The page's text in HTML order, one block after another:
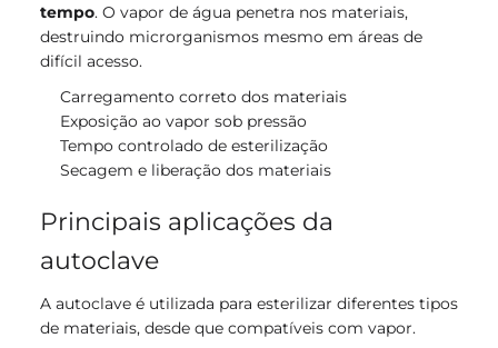
tempo. O vapor de água penetra nos materiais,
destruindo microrganismos mesmo em áreas de
difícil acesso.
Carregamento correto dos materiais
Exposição ao vapor sob pressão
Tempo controlado de esterilização
Secagem e liberação dos materiais
Principais aplicações da
autoclave
A autoclave é utilizada para esterilizar diferentes tipos
de materiais, desde que compatíveis com vapor.